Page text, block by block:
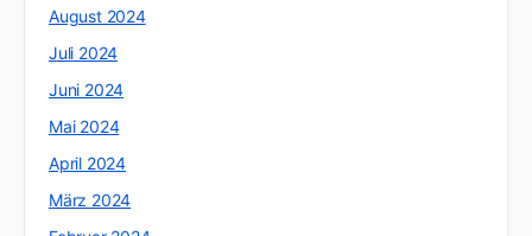
August 2024
Juli 2024
Juni 2024
Mai 2024
April 2024
März 2024